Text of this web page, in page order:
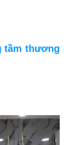
tầm thương